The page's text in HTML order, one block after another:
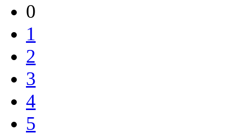
0
1
2
3
4
5